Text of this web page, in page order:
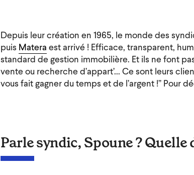
Depuis leur création en 1965, le monde des
puis Matera est arrivé ! Efficace, transparent,
standard de gestion immobilière. Et ils ne font
vente ou recherche d’appart’... Ce sont leurs
vous fait gagner du temps et de l’argent !” Pour
Parle syndic, Spoune ? Quelle